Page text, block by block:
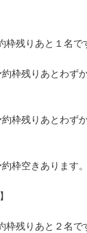
残りあと１名で
枠残りあとわず
枠残りあとわず
枠空きあります。
残りあと２名で